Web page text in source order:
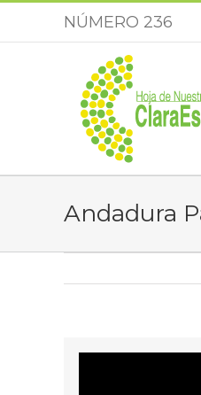
NÚMERO 236
Andadura